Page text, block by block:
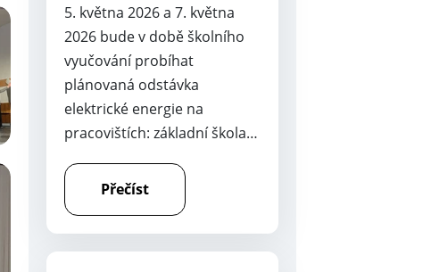
5. května 2026 a 7. května
2026 bude v době školního
vyučování probíhat
plánovaná odstávka
elektrické energie na
pracovištích: základní škola…
Přečíst